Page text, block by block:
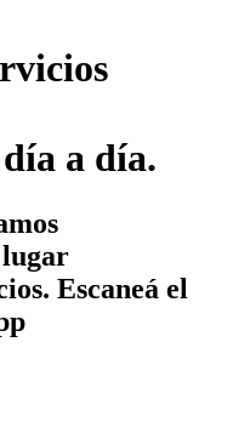
a día.
lugar
Escaneá el